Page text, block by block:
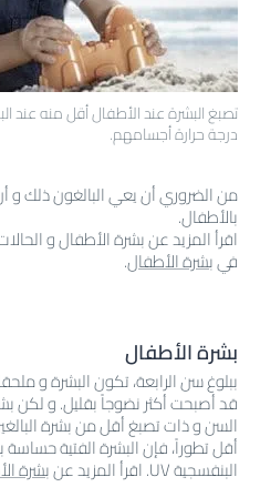
تصبغ البشرة عند الأطفال أقل منه عند
درجة حرارة أجسامهم.
من الضروري أن يعي البالغون ذلك و أن
بالأطفال.
اقرأ المزيد عن بشرة الأطفال و
فيبشرة الأطفال.
بشرة الأطفال
ببلوغ سن الرابعة، تكون البشرة و
قد أصبحت أكثر نضوجاً بقليل. و لكن
السن و ذات تصبغ أقل من بشرة
أقل تطوراً، فإن البشرة الفتية
البنفسجية UV. اقرأ المزيد عن بشرة